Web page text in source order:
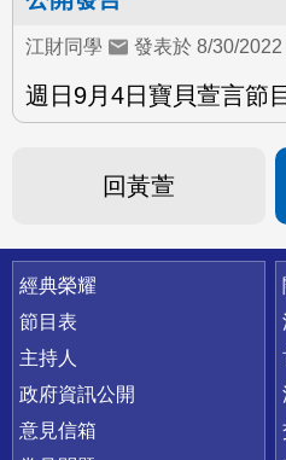
江財同學 發表於 8/30/
週日9月4日寶貝萱言節
回黃萱
快速連結
經典榮耀
節目表
主持人
政府資訊公開
意見信箱